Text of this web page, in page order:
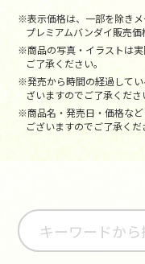
※表示価格は、一部を除きメ
プレミアムバンダイ販売価
※商品の写真・イラストは
ご了承ください。
※発売から時間の経過して
ざいますのでご了承くださ
※商品名・発売日・価格な
ございますのでご了承くだ